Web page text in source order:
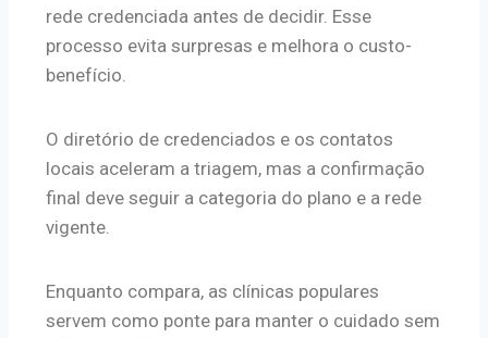
rede credenciada antes de decidir. Esse
processo evita surpresas e melhora o custo-
benefício.
O diretório de credenciados e os contatos
locais aceleram a triagem, mas a confirmação
final deve seguir a categoria do plano e a rede
vigente.
Enquanto compara, as clínicas populares
servem como ponte para manter o cuidado sem